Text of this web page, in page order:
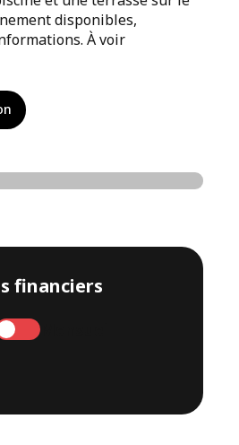
disponibles,
À voir
financiers
Mensuel